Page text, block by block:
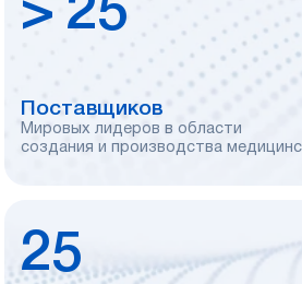
> 25
Поставщиков
Мировых лидеров в области
создания и производства
25